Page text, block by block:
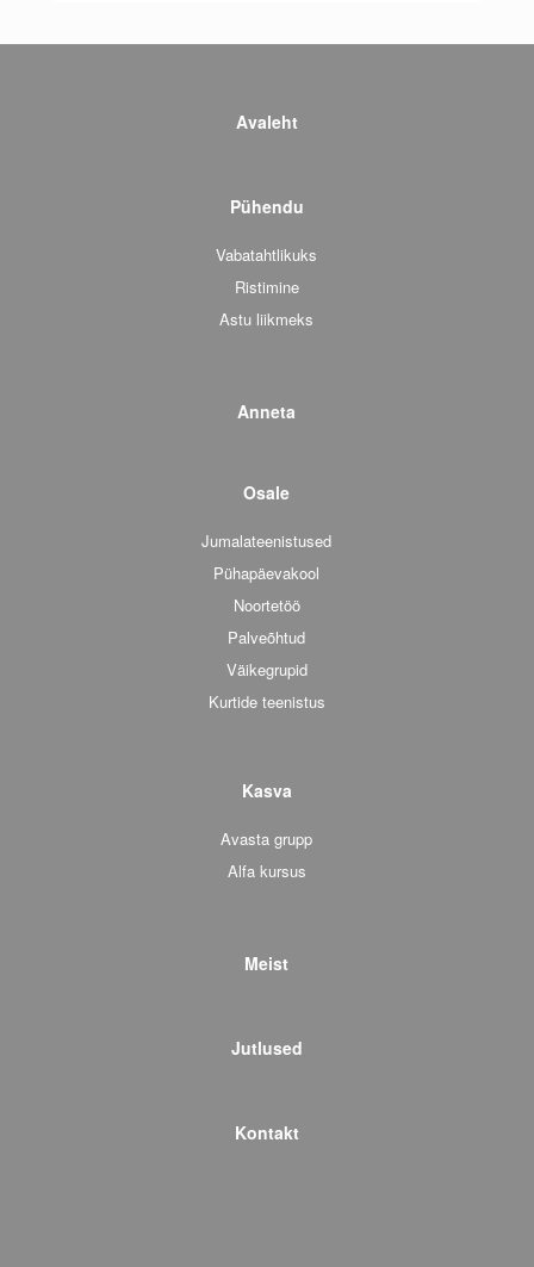
Avaleht
Pühendu
Vabatahtlikuks
Ristimine
Astu liikmeks
Anneta
Osale
Jumalateenistused
Pühapäevakool
Noortetöö
Palveõhtud
Väikegrupid
Kurtide teenistus
Kasva
Avasta grupp
Alfa kursus
Meist
Jutlused
Kontakt